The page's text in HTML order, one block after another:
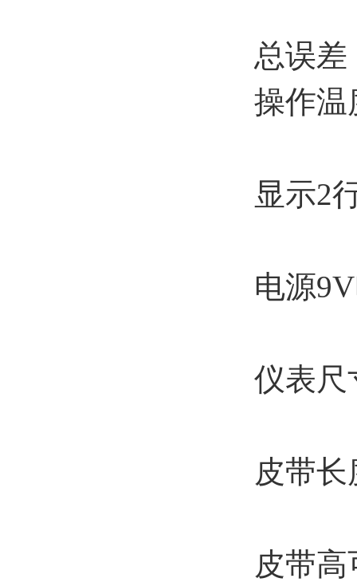
总误差
操作
显示2
电源
仪表
皮带长
皮带